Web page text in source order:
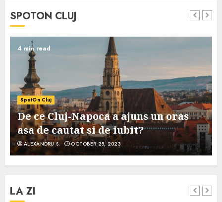
SPOTON CLUJ
4 min read
SpotOn Cluj
De ce Cluj-Napoca a ajuns un oras
asa de cautat si de iubit?
ALEXANDRU S. OCTOBER 25, 2023
LA ZI